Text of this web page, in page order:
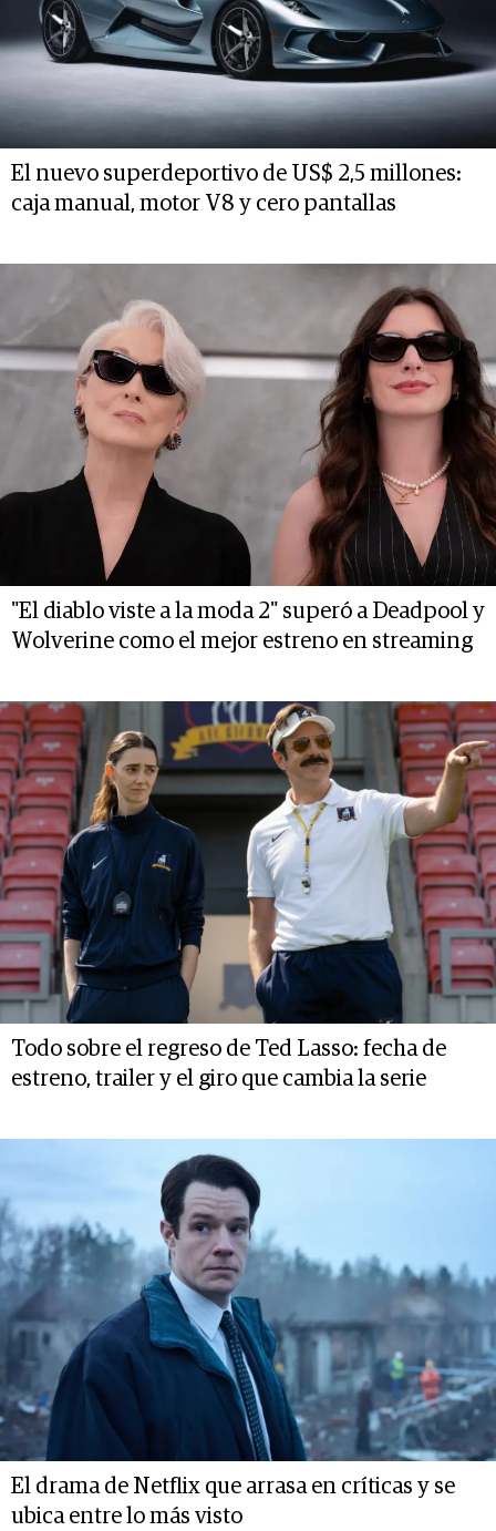
El nuevo superdeportivo de US$ 2,5 millones:
caja manual, motor V8 y cero pantallas
"El diablo viste a la moda 2" superó a Deadpool y
Wolverine como el mejor estreno en streaming
Todo sobre el regreso de Ted Lasso: fecha de
estreno, trailer y el giro que cambia la serie
El drama de Netflix que arrasa en críticas y se
ubica entre lo más visto